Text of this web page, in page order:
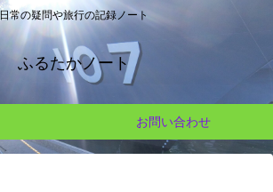
日常の疑問や旅行の記録ノート
ふるたかノート
お問い合わせ